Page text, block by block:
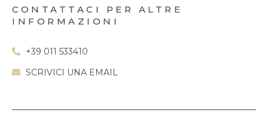
CONTATTACI PER ALTRE
INFORMAZIONI
+39 011 533410
SCRIVICI UNA EMAIL